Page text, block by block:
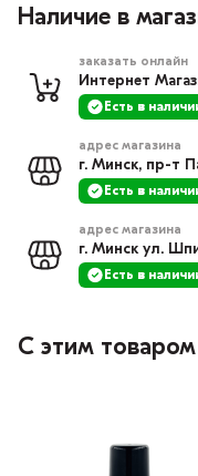
Наличие в
заказать онлайн
Интернет
Есть в
адрес магазина
г. Минск, пр-т
Есть в
адрес магазина
г. Минск ул.
Есть в
С этим